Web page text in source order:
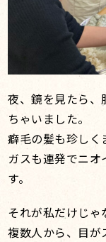
夜、鏡を見たら、
ちゃいました。
癖毛の髪も珍しく
ガスも連発でニ
す。
それが私だけじゃ
複数人から、目が